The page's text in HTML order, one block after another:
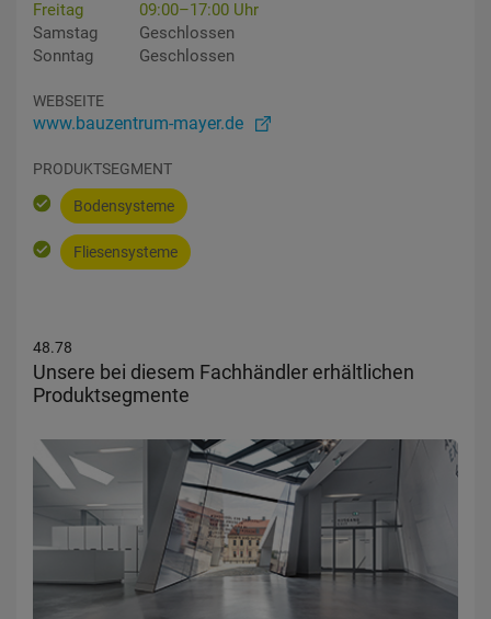
Freitag
09:00–17:00 Uhr
Samstag
Geschlossen
Sonntag
Geschlossen
WEBSEITE
www.bauzentrum-mayer.de
PRODUKTSEGMENT
Bodensysteme
Fliesensysteme
48.78
Unsere bei diesem Fachhändler erhältlichen
Produktsegmente